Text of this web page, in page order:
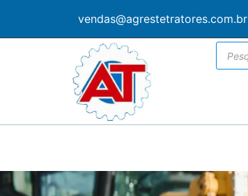
vendas@agrestetratores.com.br